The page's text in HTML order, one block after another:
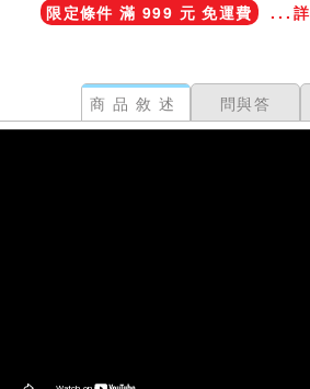
限定條件 滿 999 元 免運費
...
商品敘述 問與答